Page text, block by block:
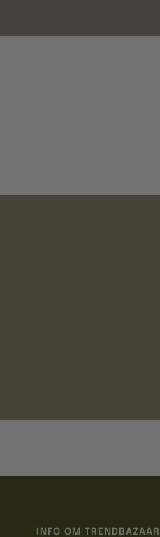
INFO OM TRENDBAZAAR